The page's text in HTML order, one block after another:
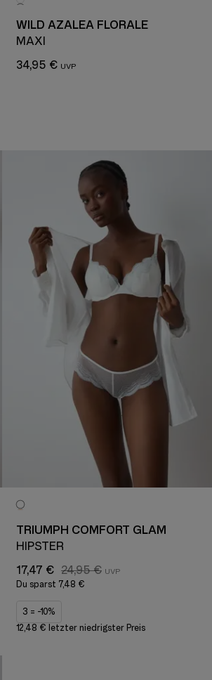
WILD AZALEA FLORALE
MAXI
34,95 €
TRIUMPH COMFORT GLAM
HIPSTER
17,47 € 24,95 €
Du sparst 7,48 €
3 = -10%
12,48 € letzter niedrigster Preis